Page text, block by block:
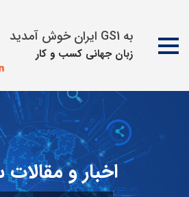
به GS1 ایران خوش آمدید
زبان جهانی كسب و كار
محتوا
اخبار و مقالات